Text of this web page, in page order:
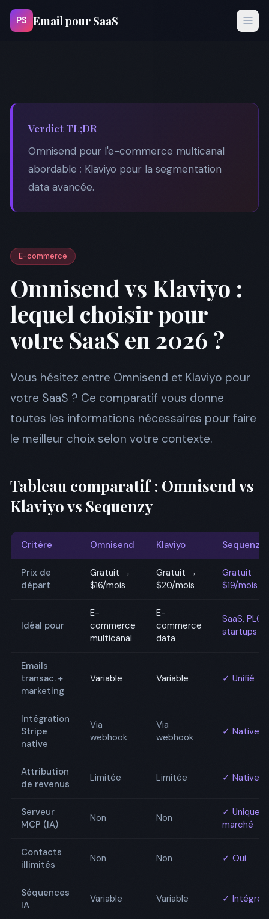
PS Email pour SaaS
Verdict TL;DR
Omnisend pour l'e-commerce multicanal
abordable ; Klaviyo pour la segmentation
data avancée.
E-commerce
Omnisend vs Klaviyo :
lequel choisir pour
votre SaaS en 2026 ?
Vous hésitez entre Omnisend et Klaviyo pour
votre SaaS ? Ce comparatif vous donne
toutes les informations nécessaires pour faire
le meilleur choix selon votre contexte.
Tableau comparatif : Omnisend vs
Klaviyo vs Sequenzy
Critère Omnisend Klaviyo Sequenzy
Prix de
départ
Gratuit →
$16/mois
Gratuit →
$20/mois
Gratuit →
$19/mois
Idéal pour
E-
commerce
multicanal
E-
commerce
data
SaaS, PLG,
startups
Emails
transac. +
marketing
Variable Variable ✓ Unifié
Intégration
Stripe
native
Via
webhook
Via
webhook
✓ Native
Attribution
de revenus
Limitée Limitée ✓ Native
Serveur
MCP (IA)
Non Non
✓ Unique
marché
Contacts
illimités
Non Non ✓ Oui
Séquences
IA
Variable Variable ✓ Intégré